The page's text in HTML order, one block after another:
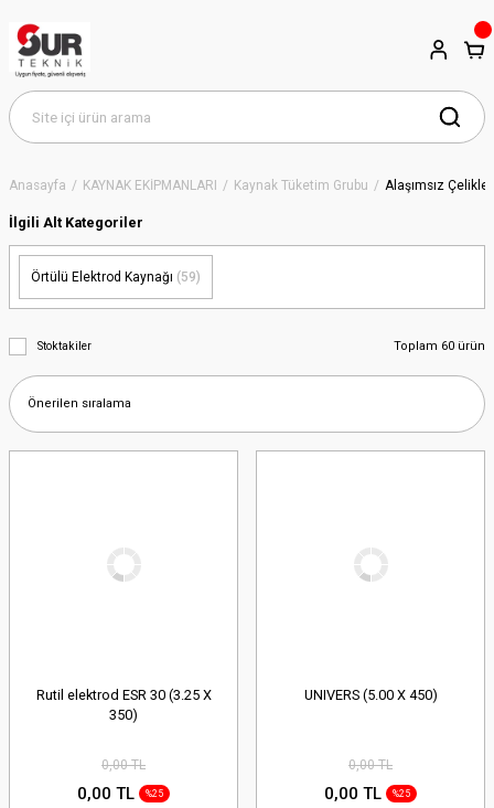
Anasayfa KAYNAK EKİPMANLARI Kaynak Tüketim Grubu Alaşımsız Çelikler
İlgili Alt Kategoriler
Örtülü Elektrod Kaynağı (59)
Stoktakiler Toplam 60 ürün
Rutil elektrod ESR 30 (3.25 X
350)
0,00 TL
0,00 TL %25
UNIVERS (5.00 X 450)
0,00 TL
0,00 TL %25